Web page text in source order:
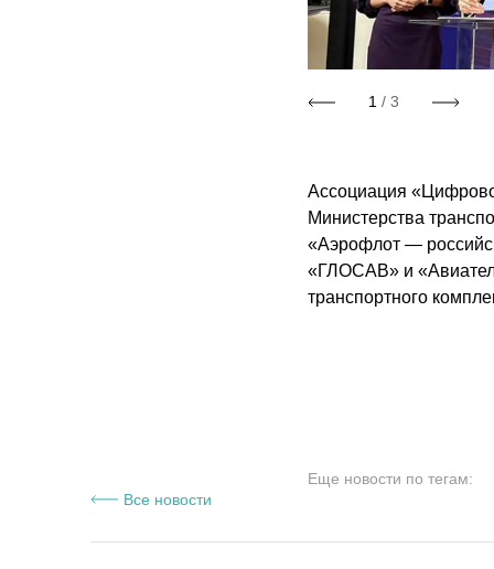
Все новости
1 / 3
Ассоциация
Министерства
«Аэрофлот —
«ГЛОСАВ» и
транспортного
Еще новости по тегам: